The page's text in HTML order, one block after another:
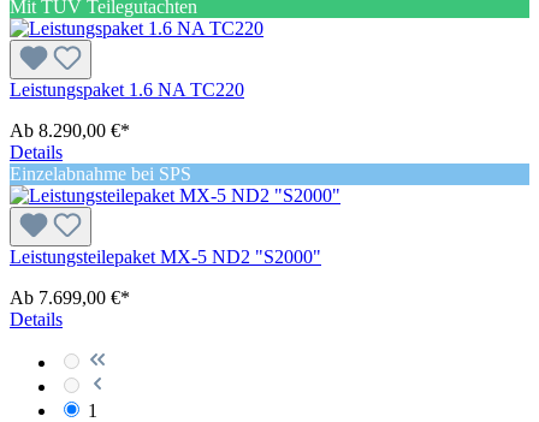
Mit TÜV Teilegutachten
Leistungspaket 1.6 NA TC220
Ab 8.290,00 €*
Details
Einzelabnahme bei SPS
Leistungsteilepaket MX-5 ND2 "S2000"
Ab 7.699,00 €*
Details
1